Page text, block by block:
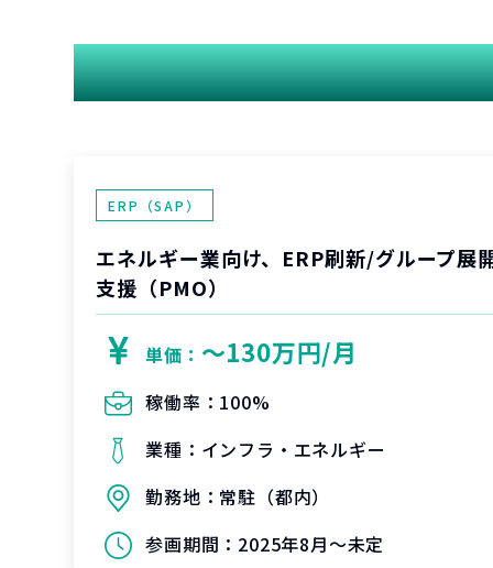
ERP（SAP）
エネルギー業向け、ERP刷新/グループ展
支援（PMO）
単価： 〜130万円/月
稼働率： 100%
業種： インフラ・エネルギー
勤務地： 常駐（都内）
参画期間： 2025年8月～未定